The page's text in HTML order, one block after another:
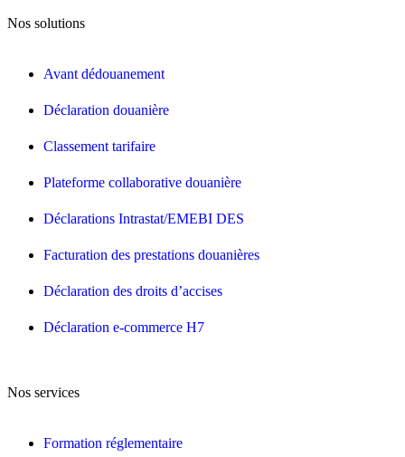
Nos solutions
Avant dédouanement
Déclaration douanière
Classement tarifaire
Plateforme collaborative douanière
Déclarations Intrastat/EMEBI DES
Facturation des prestations douanières
Déclaration des droits d’accises
Déclaration e-commerce H7
Nos services
Formation réglementaire